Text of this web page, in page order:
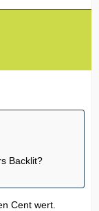
Backlit?
Cent wert.